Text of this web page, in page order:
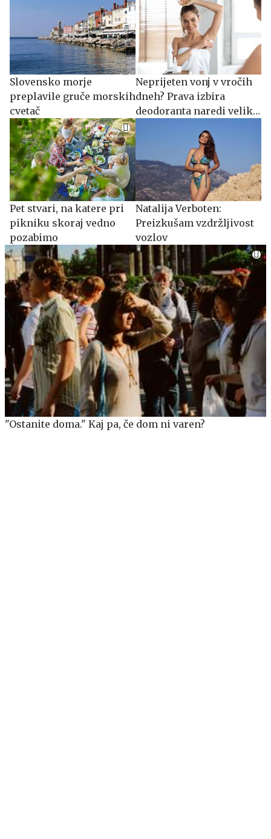
Slovensko morje
preplavile gruče morskih
cvetač
Neprijeten vonj v vročih
dneh? Prava izbira
deodoranta naredi veliko
Pet stvari, na katere pri
pikniku skoraj vedno
pozabimo
Natalija Verboten:
Preizkušam vzdržljivost
vozlov
"Ostanite doma." Kaj pa, če dom ni varen?